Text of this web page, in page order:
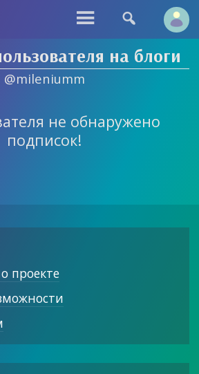
 
на блоги
@mileniumm
не обнаружено
подписок!
проекте